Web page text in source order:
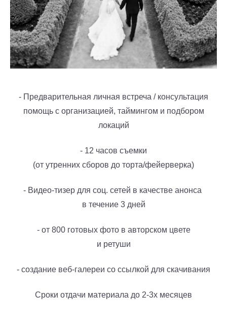
- Предварительная личная встреча / консультация
помощь с организацией, таймингом и подбором
локаций
- 12 часов съемки
(от утренних сборов до торта/фейерверка)
- Видео-тизер для соц. сетей в качестве анонса
в течение 3 дней
- от 800 готовых фото в авторском цвете
и ретуши
- создание веб-галереи со ссылкой для скачивания
Сроки отдачи материала до 2-3х месяцев